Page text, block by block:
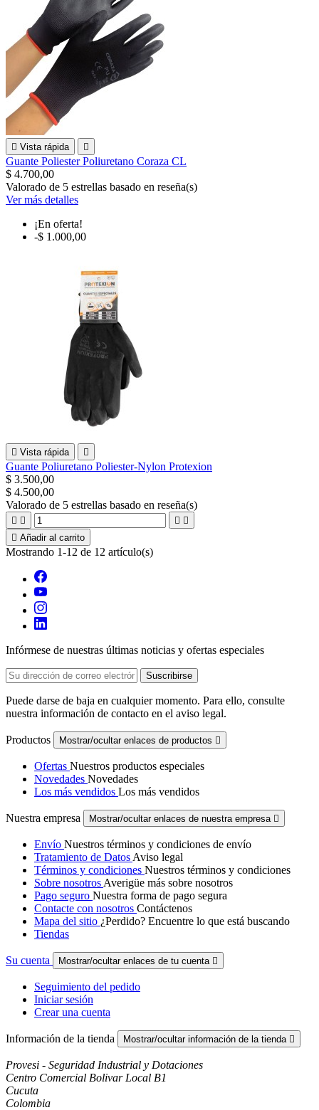
 Vista rápida 
Guante Poliester Poliuretano Coraza CL
$ 4.700,00
Valorado de 5 estrellas basado en reseña(s)
Ver más detalles
¡En oferta!
-$ 1.000,00
 Vista rápida 
Guante Poliuretano Poliester-Nylon Protexion
$ 3.500,00
$ 4.500,00
Valorado de 5 estrellas basado en reseña(s)
   
 Añadir al carrito
Mostrando 1-12 de 12 artículo(s)
Infórmese de nuestras últimas noticias y ofertas especiales
Puede darse de baja en cualquier momento. Para ello, consulte
nuestra información de contacto en el aviso legal.
Productos Mostrar/ocultar enlaces de productos 
Ofertas Nuestros productos especiales
Novedades Novedades
Los más vendidos Los más vendidos
Nuestra empresa Mostrar/ocultar enlaces de nuestra empresa 
Envío Nuestros términos y condiciones de envío
Tratamiento de Datos Aviso legal
Términos y condiciones Nuestros términos y condiciones
Sobre nosotros Averigüe más sobre nosotros
Pago seguro Nuestra forma de pago segura
Contacte con nosotros Contáctenos
Mapa del sitio ¿Perdido? Encuentre lo que está buscando
Tiendas
Su cuenta Mostrar/ocultar enlaces de tu cuenta 
Seguimiento del pedido
Iniciar sesión
Crear una cuenta
Información de la tienda Mostrar/ocultar información de la tienda 
Provesi - Seguridad Industrial y Dotaciones
Centro Comercial Bolivar Local B1
Cucuta
Colombia